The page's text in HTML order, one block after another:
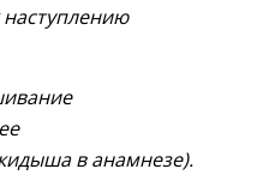
в анамнезе).